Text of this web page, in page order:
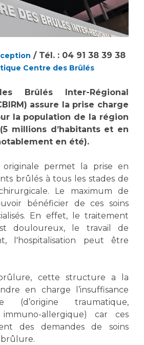
à l'hôpital
et Réadaptation
Handicap 13
à l'AP-HM
de Formation
internes
de santé
au Laboratoire de Biologie
/ Tél. : 04 91 38 39 38
Centre des Brûlés
Brûlés Inter-Régional
assure la prise charge
la population de la région
millions d’habitants et en
en été).
permet la prise en
brûlés à tous les stades de
Le maximum de
bénéficier de ces soins
En effet, le traitement
douloureux, le travail de
l'hospitalisation peut être
cette structure a la
en charge l’insuffisance
(d’origine traumatique,
allergique) car ces
des demandes de soins
brûlure.